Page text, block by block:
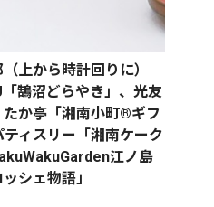
上から時計回りに）
鵠沼どらやき」、光友
か亭「湘南小町®ギフ
ィスリー「湘南ケーク
江ノ島
ッシェ物語」